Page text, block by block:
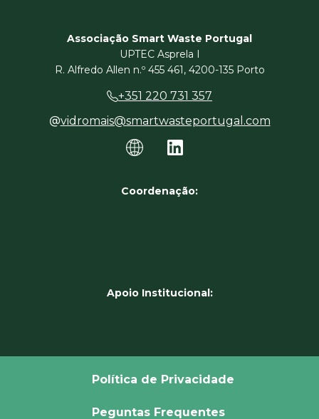
Associação Smart Waste Portugal
UPTEC Asprela I
R. Alfredo Allen n.º 455 461, 4200-135 Porto
+351 220 731 357
vidromais@smartwasteportugal.com
Coordenação:
Apoio Institucional:
Política de Privacidade
Peguntas Frequentes